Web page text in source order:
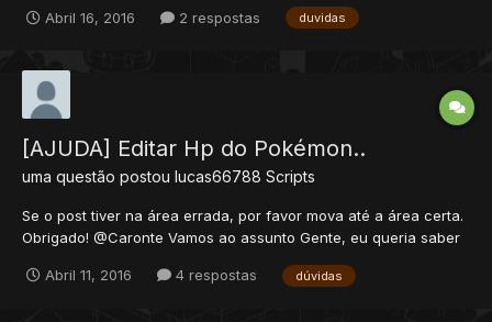
= createCombatObject()setCombatParam(combat,
CONST_ME_MAGIC_BLUE)setCombatParam(comba...
Abril 16, 2016 2 respostas duvidas
[AJUDA] Editar Hp do Pokémon..
uma questão postou lucas66788 Scripts
Se o post tiver na área errada, por favor mova até a área certa.
Obrigado! @Caronte Vamos ao assunto Gente, eu queria saber
quero diminuí-lo. Ajudou = Rep +
Abril 11, 2016 4 respostas dúvidas